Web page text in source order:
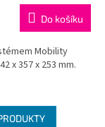
Do košíku
Mobility
x 357 x 253 mm.